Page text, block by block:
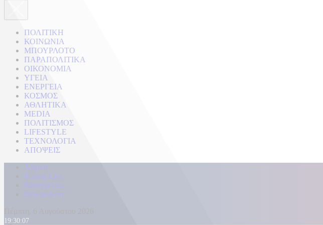
ΠΟΛΙΤΙΚΗ
ΚΟΙΝΩΝΙΑ
ΜΠΟΥΡΛΟΤΟ
ΠΑΡΑΠΟΛΙΤΙΚΑ
ΟΙΚΟΝΟΜΙΑ
ΥΓΕΙΑ
ΕΝΕΡΓΕΙΑ
ΚΟΣΜΟΣ
ΑΘΛΗΤΙΚΑ
MEDIA
ΠΟΛΙΤΙΣΜΟΣ
LIFESTYLE
ΤΕΧΝΟΛΟΓΙΑ
ΑΠΟΨΕΙΣ
Αρχική
Kontra Live
Καταγγελίες
Επικοινωνία
19:30:10